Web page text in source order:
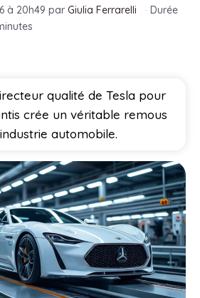
à 20h49 par Giulia Ferrarelli · Durée
qualité de Tesla pour
crée un véritable remous
automobile.